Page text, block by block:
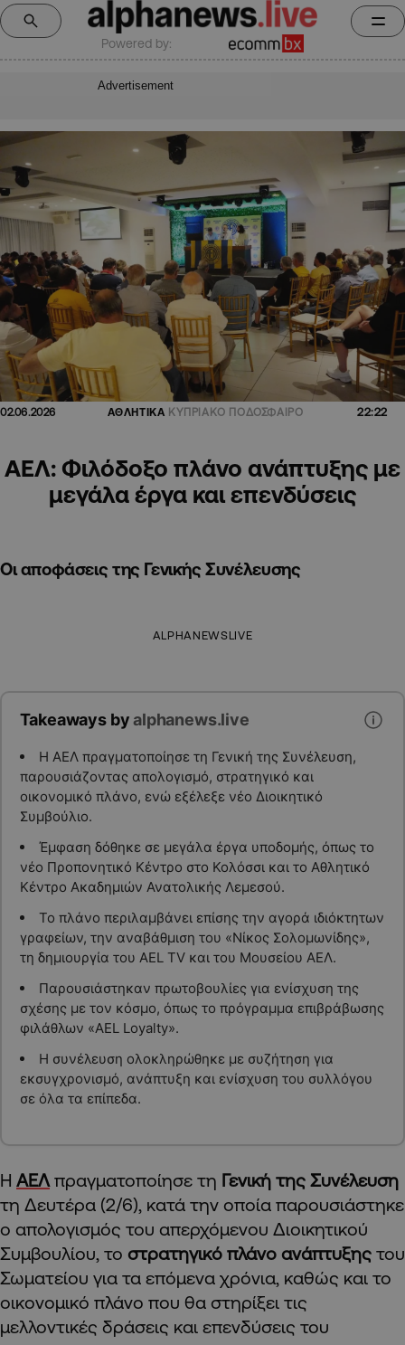
Powered by:
Advertisement
02.06.2026 ΑΘΛΗΤΙΚΑ ΚΥΠΡΙΑΚΟ ΠΟΔΟΣΦΑΙΡΟ 22:22
ΑΕΛ: Φιλόδοξο πλάνο ανάπτυξης με
μεγάλα έργα και επενδύσεις
Οι αποφάσεις της Γενικής Συνέλευσης
ALPHANEWSLIVE
Takeaways byalphanews.live
Η ΑΕΛ πραγματοποίησε τη Γενική της Συνέλευση,
παρουσιάζοντας απολογισμό, στρατηγικό και
οικονομικό πλάνο, ενώ εξέλεξε νέο Διοικητικό
Συμβούλιο.
Έμφαση δόθηκε σε μεγάλα έργα υποδομής, όπως το
νέο Προπονητικό Κέντρο στο Κολόσσι και το Αθλητικό
Κέντρο Ακαδημιών Ανατολικής Λεμεσού.
Το πλάνο περιλαμβάνει επίσης την αγορά ιδιόκτητων
γραφείων, την αναβάθμιση του «Νίκος Σολομωνίδης»,
τη δημιουργία του AEL TV και του Μουσείου ΑΕΛ.
Παρουσιάστηκαν πρωτοβουλίες για ενίσχυση της
σχέσης με τον κόσμο, όπως το πρόγραμμα επιβράβωσης
φιλάθλων «AEL Loyalty».
Η συνέλευση ολοκληρώθηκε με συζήτηση για
εκσυγχρονισμό, ανάπτυξη και ενίσχυση του συλλόγου
σε όλα τα επίπεδα.
Η ΑΕΛ πραγματοποίησε τη Γενική της Συνέλευση
τη Δευτέρα (2/6), κατά την οποία παρουσιάστηκε
ο απολογισμός του απερχόμενου Διοικητικού
Συμβουλίου, το στρατηγικό πλάνο ανάπτυξης του
Σωματείου για τα επόμενα χρόνια, καθώς και το
οικονομικό πλάνο που θα στηρίξει τις
μελλοντικές δράσεις και επενδύσεις του